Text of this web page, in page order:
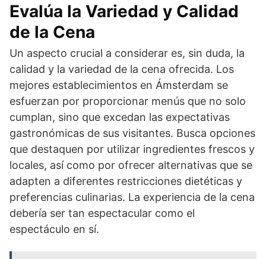
Evalúa la Variedad y Calidad
de la Cena
Un aspecto crucial a considerar es, sin duda, la
calidad y la variedad de la cena ofrecida. Los
mejores establecimientos en Ámsterdam se
esfuerzan por proporcionar menús que no solo
cumplan, sino que excedan las expectativas
gastronómicas de sus visitantes. Busca opciones
que destaquen por utilizar ingredientes frescos y
locales, así como por ofrecer alternativas que se
adapten a diferentes restricciones dietéticas y
preferencias culinarias. La experiencia de la cena
debería ser tan espectacular como el
espectáculo en sí.